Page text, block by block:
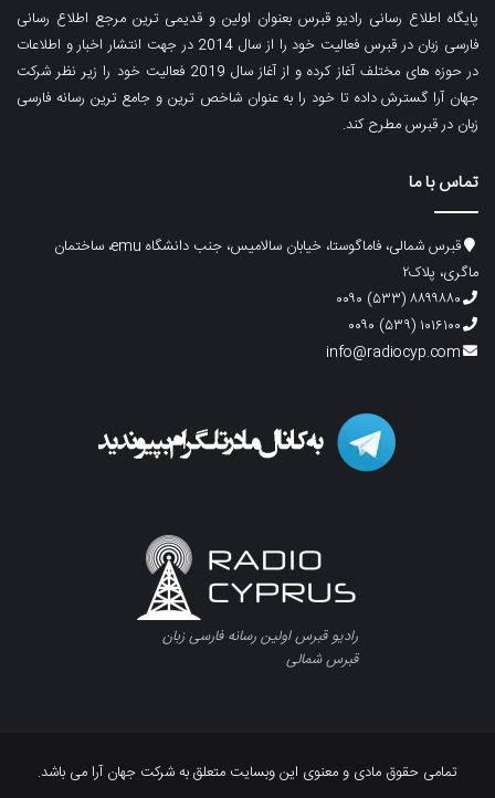
پایگاه اطلاع رسانی رادیو قبرس بعنوان اولین و قدیمی ترین مرجع اطلاع رسانی
فارسی زبان در قبرس فعالیت خود را از سال 2014 در جهت انتشار اخبار و اطلاعات
در حوزه های مختلف آغاز کرده و از آغاز سال 2019 فعالیت خود را زیر نظر شرکت
جهان آرا گسترش داده تا خود را به عنوان شاخص ترین و جامع ترین رسانه فارسی
زبان در قبرس مطرح کند.
تماس با ما
قبرس شمالی، فاماگوستا، خیابان سالامیس، جنب دانشگاه emu، ساختمان
ماگری، پلاک۲
۸۸۹۹۸۸۰ (۵۳۳) ۰۰۹۰
۱۰۱۶۱۰۰ (۵۳۹) ۰۰۹۰
info@radiocyp.com
رادیو قبرس اولین رسانه فارسی زبان
قبرس شمالی
تمامی حقوق مادی و معنوی این وبسایت متعلق به شرکت جهان آرا می باشد.